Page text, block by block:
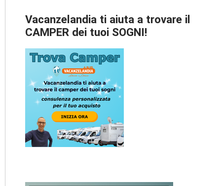
Vacanzelandia ti aiuta a trovare il
CAMPER dei tuoi SOGNI!